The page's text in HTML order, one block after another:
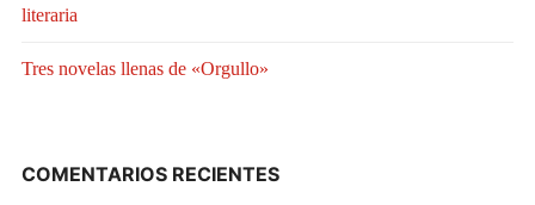
literaria
Tres novelas llenas de «Orgullo»
COMENTARIOS RECIENTES